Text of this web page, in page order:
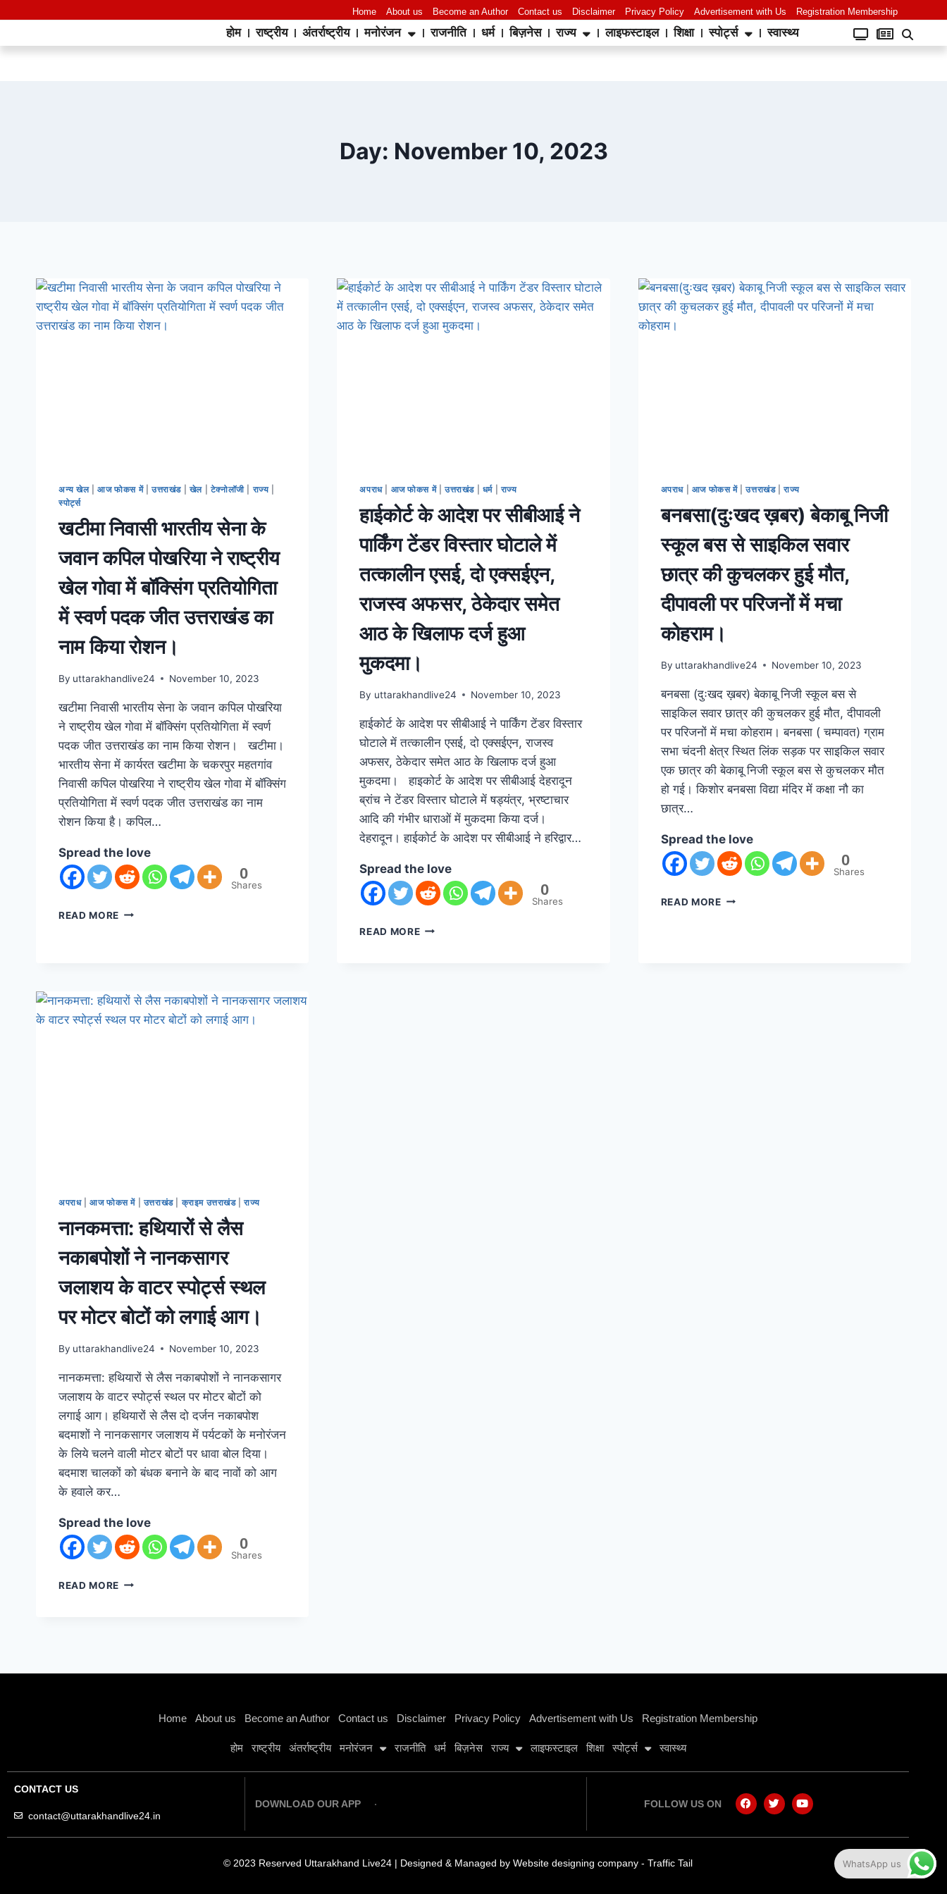
Home About us Become an Author Contact us Disclaimer Privacy Policy Advertisement with Us Registration Membership
होम राष्ट्रीय अंतर्राष्ट्रीय मनोरंजन राजनीति धर्म बिज़नेस राज्य लाइफस्टाइल शिक्षा स्पोर्ट्स स्वास्थ्य
Day: November 10, 2023
अन्य खेल|आज फोकस में| उत्तराखंड| खेल| टेक्नोलॉजी| राज्य|
स्पोर्ट्स
खटीमा निवासी भारतीय सेना के
जवान कपिल पोखरिया ने राष्ट्रीय
खेल गोवा में बॉक्सिंग प्रतियोगिता
में स्वर्ण पदक जीत उत्तराखंड का
नाम किया रोशन।
By uttarakhandlive24 November 10, 2023
खटीमा निवासी भारतीय सेना के जवान कपिल पोखरिया
ने राष्ट्रीय खेल गोवा में बॉक्सिंग प्रतियोगिता में स्वर्ण
पदक जीत उत्तराखंड का नाम किया रोशन। खटीमा।
भारतीय सेना में कार्यरत खटीमा के चकरपुर महतगांव
निवासी कपिल पोखरिया ने राष्ट्रीय खेल गोवा में बॉक्सिंग
प्रतियोगिता में स्वर्ण पदक जीत उत्तराखंड का नाम
रोशन किया है। कपिल…
Spread the love
0
Shares
READ MORE
अपराध| आज फोकस में|उत्तराखंड धर्म राज्य
हाईकोर्ट के आदेश पर सीबीआई ने
पार्किंग टेंडर विस्तार घोटाले में
तत्कालीन एसई, दो एक्सईएन,
राजस्व अफसर, ठेकेदार समेत
आठ के खिलाफ दर्ज हुआ
मुकदमा।
By uttarakhandlive24 November 10, 2023
हाईकोर्ट के आदेश पर सीबीआई ने पार्किंग टेंडर विस्तार
घोटाले में तत्कालीन एसई, दो एक्सईएन, राजस्व
अफसर, ठेकेदार समेत आठ के खिलाफ दर्ज हुआ
मुकदमा। हाइकोर्ट के आदेश पर सीबीआई देहरादून
ब्रांच ने टेंडर विस्तार घोटाले में षड्यंत्र, भ्रष्टाचार
आदि की गंभीर धाराओं में मुकदमा किया दर्ज।
देहरादून। हाईकोर्ट के आदेश पर सीबीआई ने हरिद्वार…
Spread the love
0
Shares
READ MORE
अपराध आज फोकस में|उत्तराखंड|राज्य
बनबसा(दुःखद ख़बर) बेकाबू निजी
स्कूल बस से साइकिल सवार
छात्र की कुचलकर हुई मौत,
दीपावली पर परिजनों में मचा
कोहराम।
By uttarakhandlive24 November 10, 2023
बनबसा (दुःखद ख़बर) बेकाबू निजी स्कूल बस से
साइकिल सवार छात्र की कुचलकर हुई मौत, दीपावली
पर परिजनों में मचा कोहराम। बनबसा ( चम्पावत) ग्राम
सभा चंदनी क्षेत्र स्थित लिंक सड़क पर साइकिल सवार
एक छात्र की बेकाबू निजी स्कूल बस से कुचलकर मौत
हो गई। किशोर बनबसा विद्या मंदिर में कक्षा नौ का
छात्र…
Spread the love
0
Shares
READ MORE
अपराध|आज फोकस में| उत्तराखंड| क्राइम उत्तराखंड|राज्य
नानकमत्ता: हथियारों से लैस
नकाबपोशों ने नानकसागर
जलाशय के वाटर स्पोर्ट्स स्थल
पर मोटर बोटों को लगाई आग।
By uttarakhandlive24 November 10, 2023
नानकमत्ता: हथियारों से लैस नकाबपोशों ने नानकसागर
जलाशय के वाटर स्पोर्ट्स स्थल पर मोटर बोटों को
लगाई आग। हथियारों से लैस दो दर्जन नकाबपोश
बदमाशों ने नानकसागर जलाशय में पर्यटकों के मनोरंजन
के लिये चलने वाली मोटर बोटों पर धावा बोल दिया।
बदमाश चालकों को बंधक बनाने के बाद नावों को आग
के हवाले कर…
Spread the love
0
Shares
READ MORE
Home About us Become an Author Contact us Disclaimer Privacy Policy Advertisement with Us Registration Membership
होम राष्ट्रीय अंतर्राष्ट्रीय मनोरंजन राजनीति धर्म बिज़नेस राज्य लाइफस्टाइल शिक्षा स्पोर्ट्स स्वास्थ्य
CONTACT US
contact@uttarakhandlive24.in
DOWNLOAD OUR APP FOLLOW US ON
© 2023 Reserved Uttarakhand Live24 | Designed & Managed by Website designing company - Traffic Tail WhatsApp us